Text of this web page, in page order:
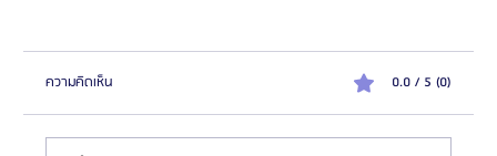
ความคิดเห็น 0.0 / 5 (0)